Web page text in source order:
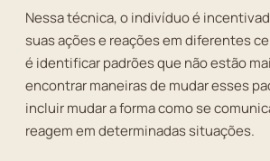
Nessa técnica, o indivíduo é
suas ações e reações em diferentes
é identificar padrões que não estão
encontrar maneiras de mudar esses
incluir mudar a forma como se
reagem em determinadas situações.